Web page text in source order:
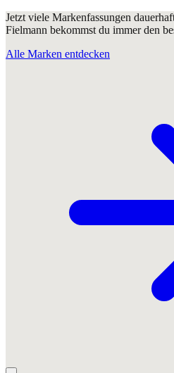
Jetzt viele Markenfassungen
Fielmann bekommst du immer den
Alle Marken entdecken